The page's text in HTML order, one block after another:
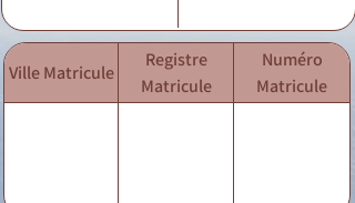
Ville Matricule
Registre
Matricule
Numéro
Matricule